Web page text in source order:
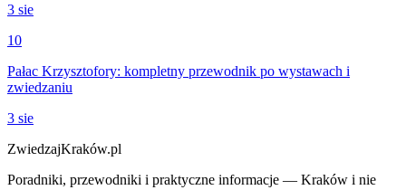
3 sie
10
Pałac Krzysztofory: kompletny przewodnik po wystawach i
zwiedzaniu
3 sie
ZwiedzajKraków.pl
Poradniki, przewodniki i praktyczne informacje — Kraków i nie